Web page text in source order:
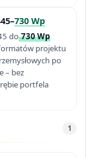
730 Wp
do730 Wp
projektu
po
– bez
portfela
1